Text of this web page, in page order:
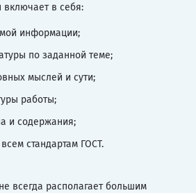
включает в себя:
информации;
по заданной теме;
мыслей и сути;
работы;
и содержания;
стандартам ГОСТ.
всегда располагает большим